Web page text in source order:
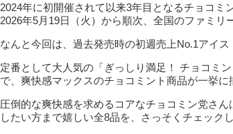
2024年に初開催されて以来3年目となるチョコミ
2026年5月19日（火）から順次、全国のファミリ
なんと今回は、過去発売時の初週売上No.1アイ
定番として大人気の「ぎっしり満足！ チョコミ
で、爽快感マックスのチョコミント商品が一挙に
圧倒的な爽快感を求めるコアなチョコミン党さ
したい方まで嬉しい全8品を、さっそくチェック